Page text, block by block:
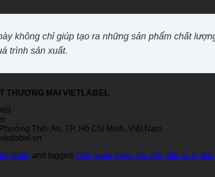
không chỉ giúp tạo ra những sản phẩm chất
trình sản xuất.
THƯƠNG MẠI VIETLABEL
Thới An, TP. Hồ Chí Minh, Việt Nam
phẩm and tagged Tầm quan trọng của việc đầu tư in